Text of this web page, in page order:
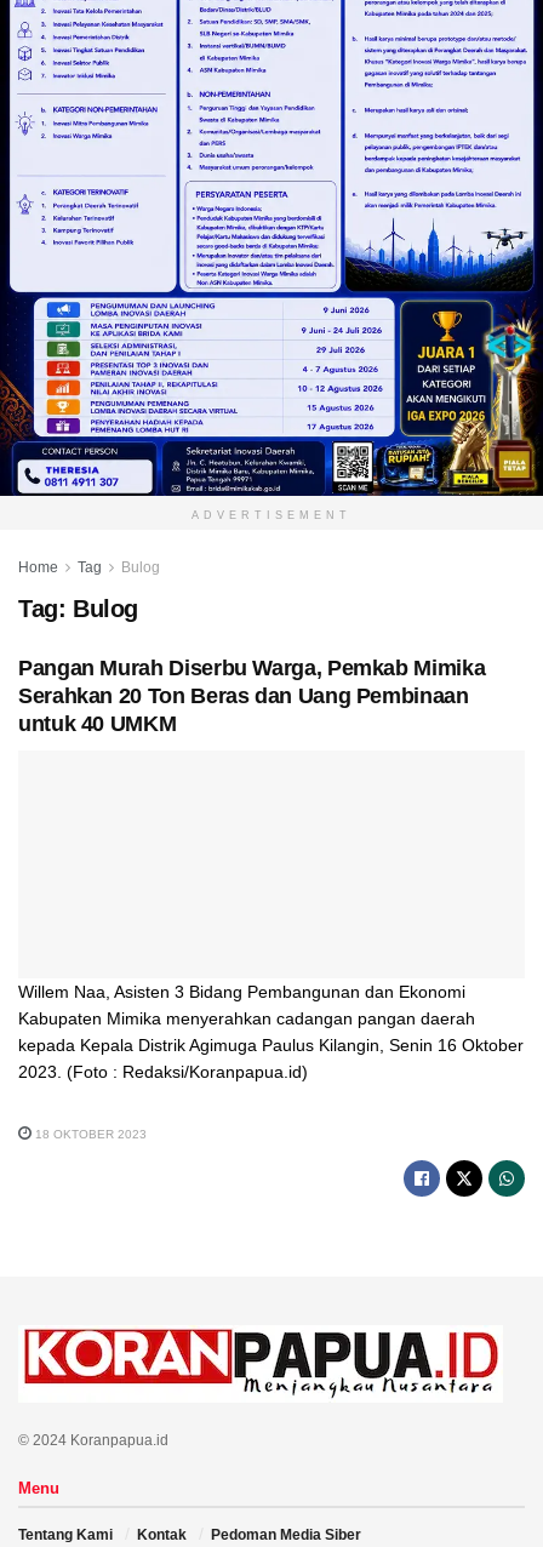
ADVERTISEMENT
Home Tag Bulog
Tag: Bulog
Pangan Murah Diserbu Warga, Pemkab Mimika
Serahkan 20 Ton Beras dan Uang Pembinaan
untuk 40 UMKM
Willem Naa, Asisten 3 Bidang Pembangunan dan Ekonomi
Kabupaten Mimika menyerahkan cadangan pangan daerah
kepada Kepala Distrik Agimuga Paulus Kilangin, Senin 16 Oktober
2023. (Foto : Redaksi/Koranpapua.id)
18 OKTOBER 2023
© 2024 Koranpapua.id
Menu
Tentang Kami Kontak Pedoman Media Siber